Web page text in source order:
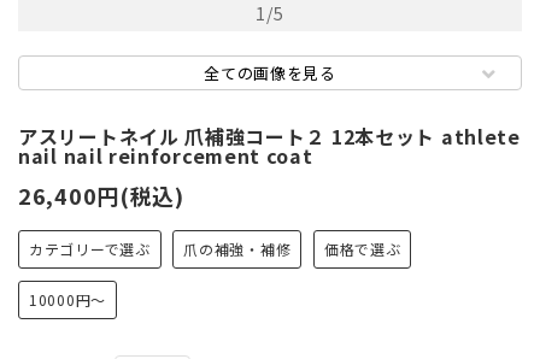
1/5
全ての画像を見る
アスリートネイル 爪補強コート２ 12本セット athlete
nail nail reinforcement coat
26,400円(税込)
カテゴリーで選ぶ 爪の補強・補修 価格で選ぶ
10000円～